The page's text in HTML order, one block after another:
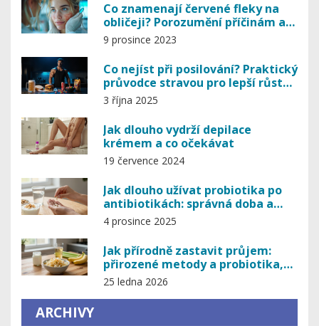
Co znamenají červené fleky na
obličeji? Porozumění příčinám a
řešením
9 prosince 2023
Co nejíst při posilování? Praktický
průvodce stravou pro lepší růst
svalů
3 října 2025
Jak dlouho vydrží depilace
krémem a co očekávat
19 července 2024
Jak dlouho užívat probiotika po
antibiotikách: správná doba a
tipy pro obnovu střevní
mikroflóry
4 prosince 2025
Jak přírodně zastavit průjem:
přirozené metody a probiotika,
které skutečně pomáhají
25 ledna 2026
ARCHIVY